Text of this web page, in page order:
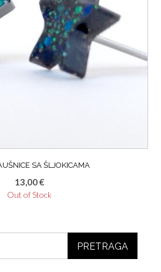
SA ŠLJOKICAMA
13,00€
Out of Stock
PRETRAGA